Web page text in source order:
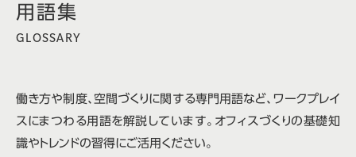
GLOSSARY
働き方や制度、空間づくりに関する専門用語など、ワークプレイ
スにまつわる用語を解説しています。オフィスづくりの基礎知
識やトレンドの習得にご活用ください。